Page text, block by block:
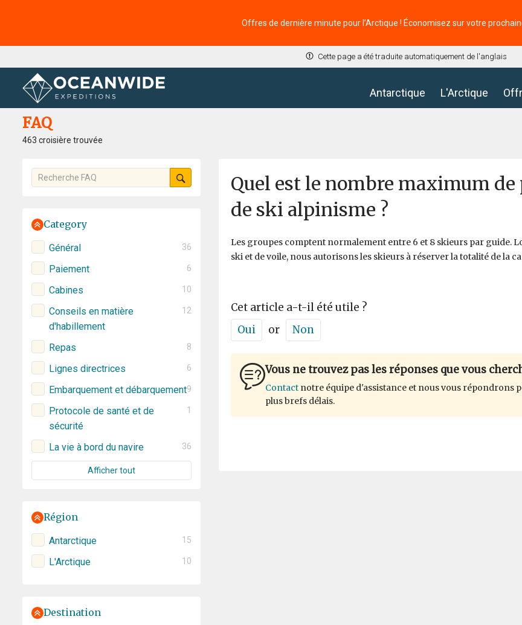
Offres de dernière minute pour l’Arctique ! Économisez sur votre
Cette page a été traduite automatiquement de l'anglais
Antarctique L'Arctique
Accueil FAQ
FAQ
463 croisière trouvée
Category
Général 36
Paiement 6
Cabines 10
Conseils en matière
d'habillement
12
Repas 8
Lignes directrices 6
Embarquement et débarquement9
Protocole de santé et de
sécurité
1
La vie à bord du navire 36
Afficher tout
Région
Antarctique 15
L'Arctique 10
Destination
Quel est le nombre maximum de
de ski alpinisme ?
Les groupes comptent normalement entre 6 et 8 skieurs par guide.
ski et de voile, nous autorisons les skieurs à réserver la totalité de la
Cet article a-t-il été utile ?
Oui
or Non
Vous ne trouvez pas les réponses que vous
Contact notre équipe d'assistance et nous vous répondrons
plus brefs délais.